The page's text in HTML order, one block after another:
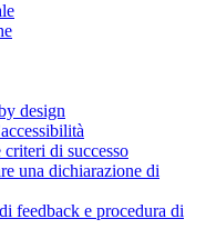
design
di successo
una dichiarazione di
feedback e procedura di